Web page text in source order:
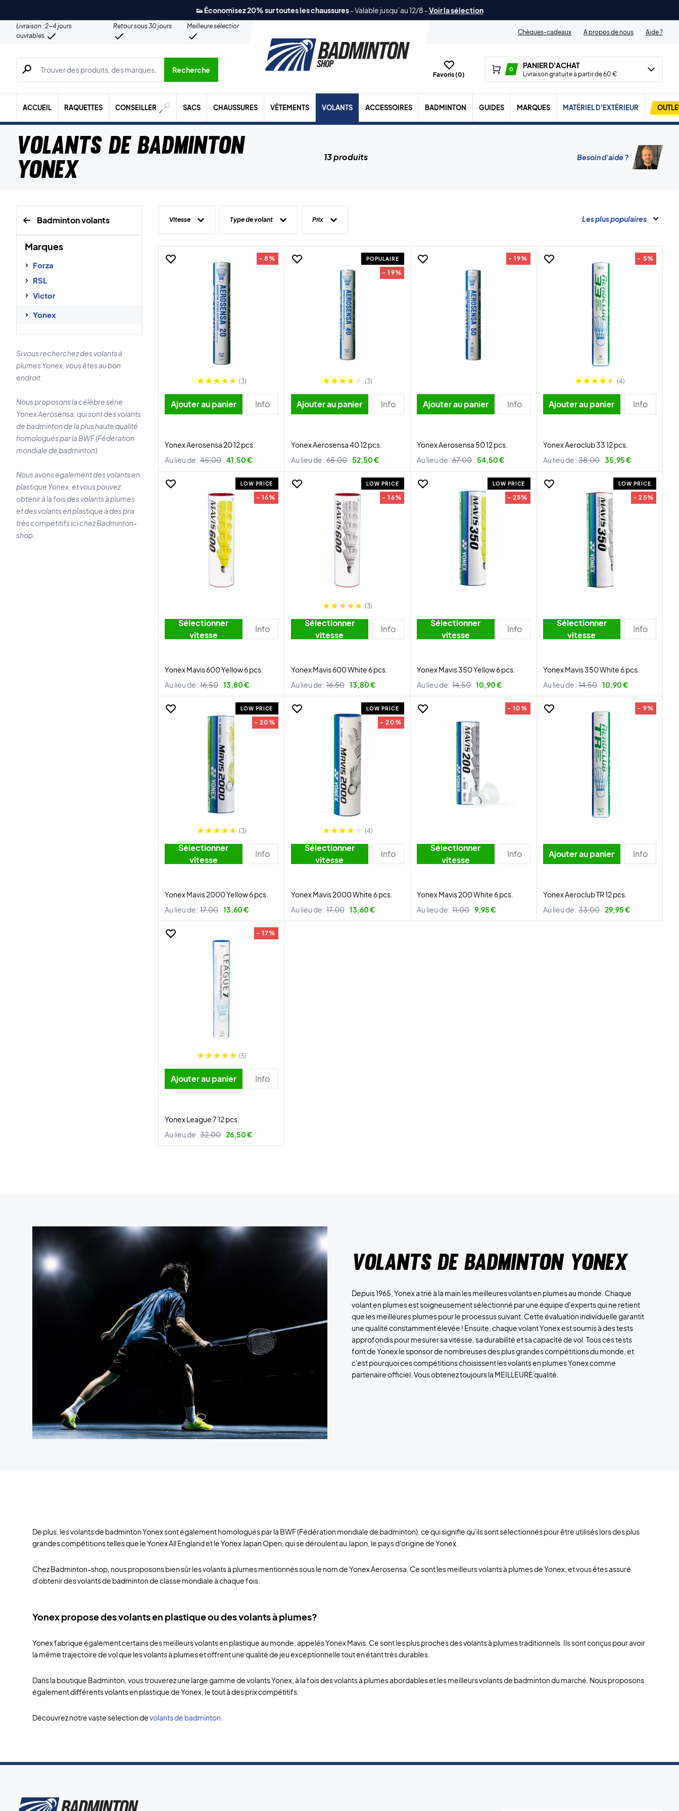
👟 Économisez 20% sur toutes les chaussures-Valable jusqu´au 12/8 -Voir la sélection
Livraison : 2-4 jours
ouvrables
Retour sous 30 jours
Meilleure sélection
Chèques-cadeaux
A propos de nous Aide ?
Recherche de produits, de marques, etc.
Recherche
Favoris (0)
0 PANIER D'ACHAT
Livraison gratuite à partir de 60 €
ACCUEIL RAQUETTES CONSEILLER SACS CHAUSSURES VÊTEMENTS VOLANTS ACCESSOIRES BADMINTON GUIDES MARQUES MATÉRIEL D'EXTÉRIEUR
Volants de badminton
Yonex
13 produits Besoin d'aide ?
Badminton volants
Marques
Forza
RSL
Victor
Yonex
Si vous recherchez des volants à
plumes Yonex, vous êtes au bon
endroit.
Nous proposons la célèbre série
Yonex Aerosensa, qui sont des volants
de badminton de la plus haute qualité
homologués par la BWF (Fédération
mondiale de badminton).
Nous avons également des volants en
plastique Yonex, et vous pouvez
obtenir à la fois des volants à plumes
et des volants en plastique à des prix
très compétitifs ici chez Badminton-
shop.
Vitesse Type de volant Prix Les plus populaires
- 8%
(3)
Ajouter au panier Info
Yonex Aerosensa 20 12 pcs.
Au lieu de: 45,00 41,50 €
POPULAIRE
- 19%
(3)
Ajouter au panier Info
Yonex Aerosensa 40 12 pcs.
Au lieu de: 65,00 52,50 €
- 19%
Ajouter au panier Info
Yonex Aerosensa 50 12 pcs.
Au lieu de: 67,00 54,50 €
- 5%
(4)
Ajouter au panier Info
Yonex Aeroclub 33 12 pcs.
Au lieu de: 38,00 35,95 €
LOW PRICE
- 16%
Sélectionner
vitesse
Info
Yonex Mavis 600 Yellow 6 pcs.
Au lieu de: 16,50 13,80 €
LOW PRICE
- 16%
(3)
Sélectionner
vitesse
Info
Yonex Mavis 600 White 6 pcs.
Au lieu de: 16,50 13,80 €
LOW PRICE
- 25%
Sélectionner
vitesse
Info
Yonex Mavis 350 Yellow 6 pcs.
Au lieu de: 14,50 10,90 €
LOW PRICE
- 25%
Sélectionner
vitesse
Info
Yonex Mavis 350 White 6 pcs.
Au lieu de: 14,50 10,90 €
LOW PRICE
- 20%
(3)
Sélectionner
vitesse
Info
Yonex Mavis 2000 Yellow 6 pcs.
Au lieu de: 17,00 13,60 €
LOW PRICE
- 20%
(4)
Sélectionner
vitesse
Info
Yonex Mavis 2000 White 6 pcs.
Au lieu de: 17,00 13,60 €
- 10%
Sélectionner
vitesse
Info
Yonex Mavis 200 White 6 pcs.
Au lieu de: 11,00 9,95 €
- 9%
Ajouter au panier Info
Yonex Aeroclub TR 12 pcs.
Au lieu de: 33,00 29,95 €
- 17%
(5)
Ajouter au panier Info
Yonex League 7 12 pcs.
Au lieu de: 32,00 26,50 €
Volants de badminton Yonex
Depuis 1965, Yonex a trié à la main les meilleures volants en plumes au monde. Chaque
volant en plumes est soigneusement sélectionné par une équipe d'experts qui ne retient
que les meilleures plumes pour le processus suivant. Cette évaluation individuelle garantit
une qualité constamment élevée ! Ensuite, chaque volant Yonex est soumis à des tests
approfondis pour mesurer sa vitesse, sa durabilité et sa capacité de vol. Tous ces tests
font de Yonex le sponsor de nombreuses des plus grandes compétitions du monde, et
c'est pourquoi ces compétitions choisissent les volants en plumes Yonex comme
partenaire officiel. Vous obtenez toujours la MEILLEURE qualité.
De plus, les volants de badminton Yonex sont également homologués par la BWF (Fédération mondiale de badminton), ce qui signifie qu'ils sont sélectionnés pour être utilisés lors des plus
grandes compétitions telles que le Yonex All England et le Yonex Japan Open, qui se déroulent au Japon, le pays d'origine de Yonex.
Chez Badminton-shop, nous proposons bien sûr les volants à plumes mentionnés sous le nom de Yonex Aerosensa. Ce sont les meilleurs volants à plumes de Yonex, et vous êtes assuré
d'obtenir des volants de badminton de classe mondiale à chaque fois.
Yonex propose des volants en plastique ou des volants à plumes?
Yonex fabrique également certains des meilleurs volants en plastique au monde, appelés Yonex Mavis. Ce sont les plus proches des volants à plumes traditionnels. Ils sont conçus pour avoir
la même trajectoire de vol que les volants à plumes et offrent une qualité de jeu exceptionnelle tout en étant très durables.
Dans la boutique Badminton, vous trouverez une large gamme de volants Yonex, à la fois des volants à plumes abordables et les meilleurs volants de badminton du marché. Nous proposons
également différents volants en plastique de Yonex, le tout à des prix compétitifs.
Découvrez notre vaste sélection devolants de badminton.